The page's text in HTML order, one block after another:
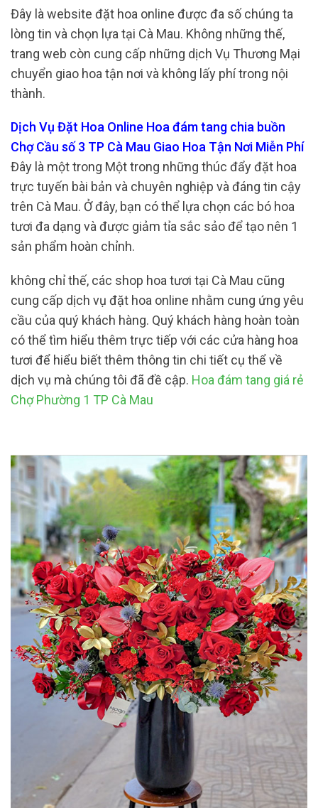
Đây là website đặt hoa online được đa số chúng ta
lòng tin và chọn lựa tại Cà Mau. Không những thế,
trang web còn cung cấp những dịch Vụ Thương Mại
chuyển giao hoa tận nơi và không lấy phí trong nội
thành.
Dịch Vụ Đặt Hoa Online Hoa đám tang chia buồn
Chợ Cầu số 3 TP Cà Mau Giao Hoa Tận Nơi Miễn Phí
Đây là một trong Một trong những thúc đẩy đặt hoa
trực tuyến bài bản và chuyên nghiệp và đáng tin cậy
trên Cà Mau. Ở đây, bạn có thể lựa chọn các bó hoa
tươi đa dạng và được giảm tỉa sắc sảo để tạo nên 1
sản phẩm hoàn chỉnh.
không chỉ thế, các shop hoa tươi tại Cà Mau cũng
cung cấp dịch vụ đặt hoa online nhằm cung ứng yêu
cầu của quý khách hàng. Quý khách hàng hoàn toàn
có thể tìm hiểu thêm trực tiếp với các cửa hàng hoa
tươi để hiểu biết thêm thông tin chi tiết cụ thể về
dịch vụ mà chúng tôi đã đề cập. Hoa đám tang giá rẻ
Chợ Phường 1 TP Cà Mau